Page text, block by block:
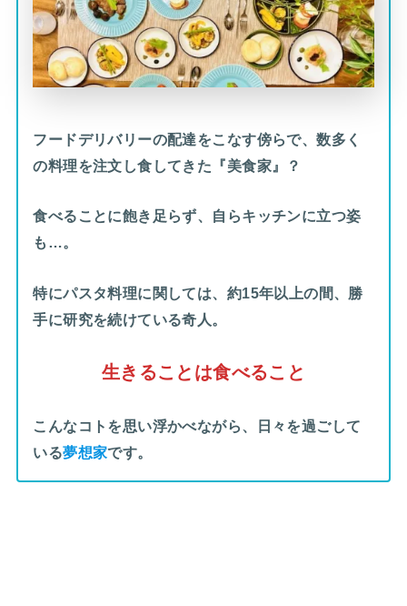
フードデリバリーの配達をこなす傍らで、数多く
の料理を注文し食してきた『美食家』？
食べることに飽き足らず、自らキッチンに立つ姿
も…。
特にパスタ料理に関しては、約15年以上の間、勝
手に研究を続けている奇人。
生きることは食べること
こんなコトを思い浮かべながら、日々を過ごして
いる夢想家です。